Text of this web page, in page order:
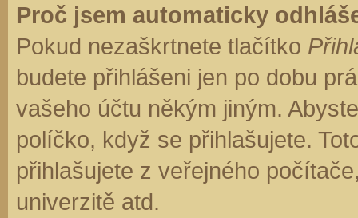
Proč jsem automaticky
Pokud nezaškrtnete tlačítko
budete přihlášeni jen po dobu
vašeho účtu někým jiným.
políčko, když se přihlašujete.
přihlašujete z veřejného
univerzitě atd.